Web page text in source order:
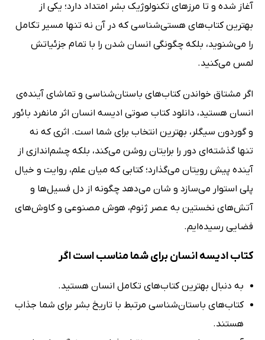
آغاز شده و تا مرزهای تکنولوژیک بشر امتداد دارد؛ یکی از
بهترین کتاب‌های هستی‌شناسی که در آن نه تنها مسیر تکامل
را می‌شنوید، بلکه چگونگی انسان شدن را با تمام جزئیاتش
لمس می‌کنید.
اگر مشتاق خواندن کتاب‌های باستان‌شناسی و تماشای آینده‌ی
انسان هستید، دانلود کتاب صوتی ادیسه انسان اثر مانفرد بائور
و گوردون سیگلر، بهترین انتخاب برای شما است. اثری که نه
تنها گذشته‌ای دور را برایتان روشن می‌کند، بلکه چشم‌اندازی از
آینده پیش رویتان می‌گذارد؛ کتابی که میان علم، روایت و خیال
پلی استوار می‌سازد و شان می‌دهد چگونه از دل فسیل‌ها و
آتش‌های نخستین به عصر ژنوم، هوش مصنوعی و کاوش‌های
فضایی رسیده‌ایم.
کتاب ادیسه انسان برای شما مناسب است اگر
به دنبال بهترین کتاب‌های تکامل انسان هستید.
کتاب‌های باستان‌شناسی مرتبط با تاریخ بشر برای شما جذاب
هستند.